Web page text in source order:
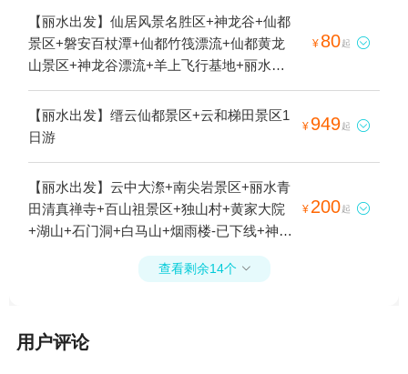
【丽水出发】仙居风景名胜区+神龙谷+仙都
景区+磐安百杖潭+仙都竹筏漂流+仙都黄龙
山景区+神龙谷漂流+羊上飞行基地+丽水本
地玩乐+浙江杭州丽水羊上滑翔伞飞行体验中
心1日游
¥ 80起 
【丽水出发】缙云仙都景区+云和梯田景区1
日游
¥ 949起 
【丽水出发】云中大漈+南尖岩景区+丽水青
田清真禅寺+百山祖景区+独山村+黄家大院
+湖山+石门洞+白马山+烟雨楼-已下线+神龙
谷+江南畲族风情村+松阳双童积雪+箬寮原
始林+石仓清代民居群+畲乡之窗+古堰画乡
+九龙山国家级自然保护区+鼎湖峰+延庆寺
¥ 200起 
查看剩余14个 
用户评论